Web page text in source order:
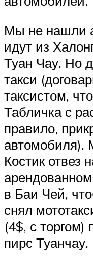
Мы не нашли
идут из
Туан Чау. Но
такси
таксистом,
Табличка с
правило,
автомобиля).
Костик отвез
в Баи Чей,
снял
(4$, с торгом)
пирс Туанчау.